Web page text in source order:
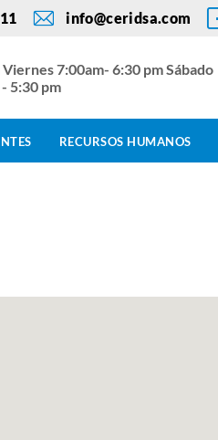
info@ceridsa.com
Viernes 7:00am- 6:30 pm Sábado
5:30 pm
RECURSOS HUMANOS